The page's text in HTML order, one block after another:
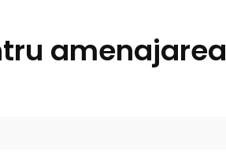
amenajarea